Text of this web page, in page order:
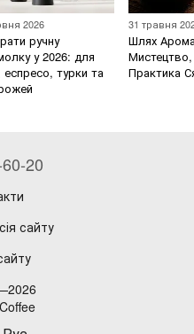
2026
ручну
у 2026: для
турки та
31 травня
Шлях
Мистецтво,
Практика
20
сайту